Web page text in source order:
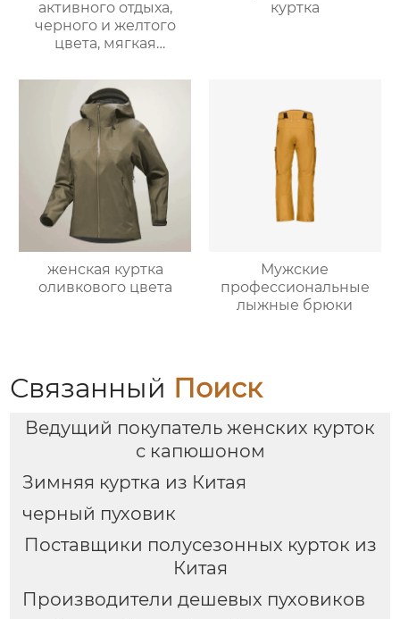
активного отдыха,
черного и желтого
цвета, мягкая
куртка
женская куртка
оливкового цвета
Мужские
профессиональные
лыжные брюки
Связанный Поиск
Ведущий покупатель женских курток
с капюшоном
Зимняя куртка из Китая
черный пуховик
Поставщики полусезонных курток из
Китая
Производители дешевых пуховиков